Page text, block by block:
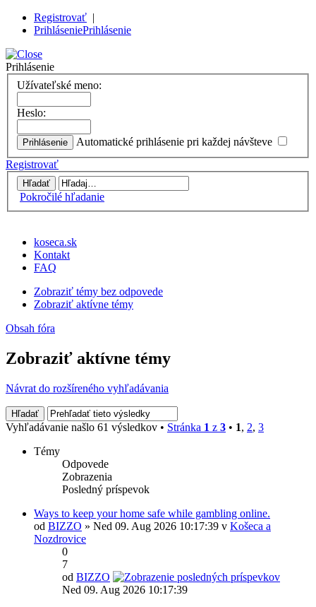
Registrovať |
PrihláseniePrihlásenie
Prihlásenie
Užívateľské meno:
Heslo:
Automatické prihlásenie pri každej návšteve
Registrovať
Pokročilé hľadanie
koseca.sk
Kontakt
FAQ
Zobraziť témy bez odpovede
Zobraziť aktívne témy
Obsah fóra
Zobraziť aktívne témy
Návrat do rozšíreného vyhľadávania
Vyhľadávanie našlo 61 výsledkov • Stránka 1 z 3 • 1, 2, 3
Témy
Odpovede
Zobrazenia
Posledný príspevok
Ways to keep your home safe while gambling online.
od BIZZO » Ned 09. Aug 2026 10:17:39 v Košeca a
Nozdrovice
0
7
od BIZZO
Ned 09. Aug 2026 10:17:39